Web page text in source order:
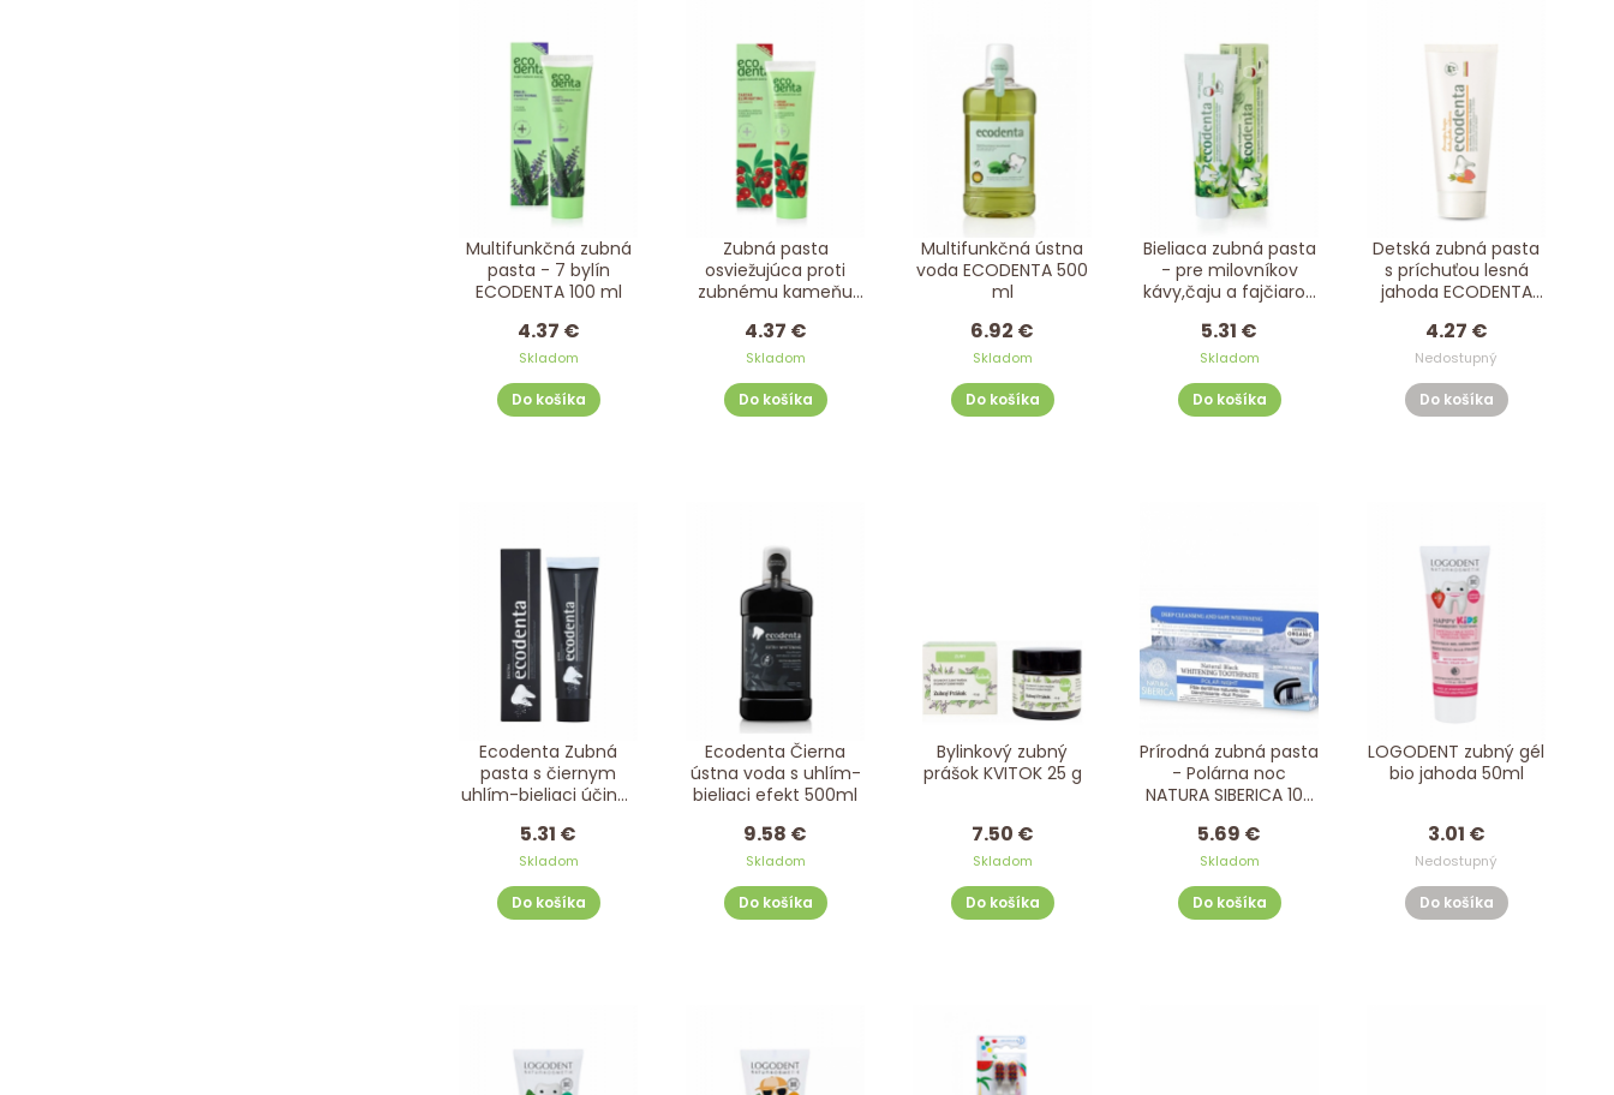
Multifunkčná zubná
pasta - 7 bylín
ECODENTA 100 ml
4.37 €
Skladom
Do košíka
Zubná pasta
osviežujúca proti
zubnému kameňu
4.37 €
Skladom
Do košíka
Multifunkčná ústna
voda ECODENTA 500
ml
6.92 €
Skladom
Do košíka
Bieliaca zubná pasta
- pre milovníkov
kávy,čaju a fajčiarov
5.31 €
Skladom
Do košíka
Detská zubná pasta
s príchuťou lesná
jahoda ECODENTA
4.27 €
Nedostupný
Do košíka
Ecodenta Zubná
pasta s čiernym
uhlím-bieliaci účinok
5.31 €
Skladom
Do košíka
Ecodenta Čierna
ústna voda s uhlím-
bieliaci efekt 500ml
9.58 €
Skladom
Do košíka
Bylinkový zubný
prášok KVITOK 25 g
7.50 €
Skladom
Do košíka
Prírodná zubná pasta
- Polárna noc
NATURA SIBERICA 100
5.69 €
Skladom
Do košíka
LOGODENT zubný gél
bio jahoda 50ml
3.01 €
Nedostupný
Do košíka